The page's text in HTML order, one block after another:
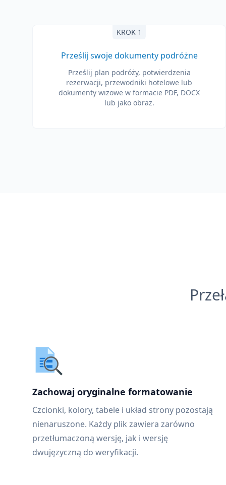
KROK 1
Prześlij swoje dokumenty podróżne
Prześlij plan podróży, potwierdzenia
rezerwacji, przewodniki hotelowe lub
dokumenty wizowe w formacie PDF, DOCX
lub jako obraz.
Zachowaj oryginalne formatowanie
Czcionki, kolory, tabele i układ strony pozostają
nienaruszone. Każdy plik zawiera zarówno
przetłumaczoną wersję, jak i wersję
dwujęzyczną do weryfikacji.